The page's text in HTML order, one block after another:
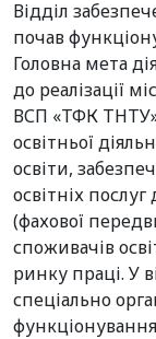
Відділ
почав
Головна мета
до реалізації
ВСП «ТФК ТНТУ»
освітньої
освіти,
освітніх
(фахової
споживачів
ринку праці. У
спеціально